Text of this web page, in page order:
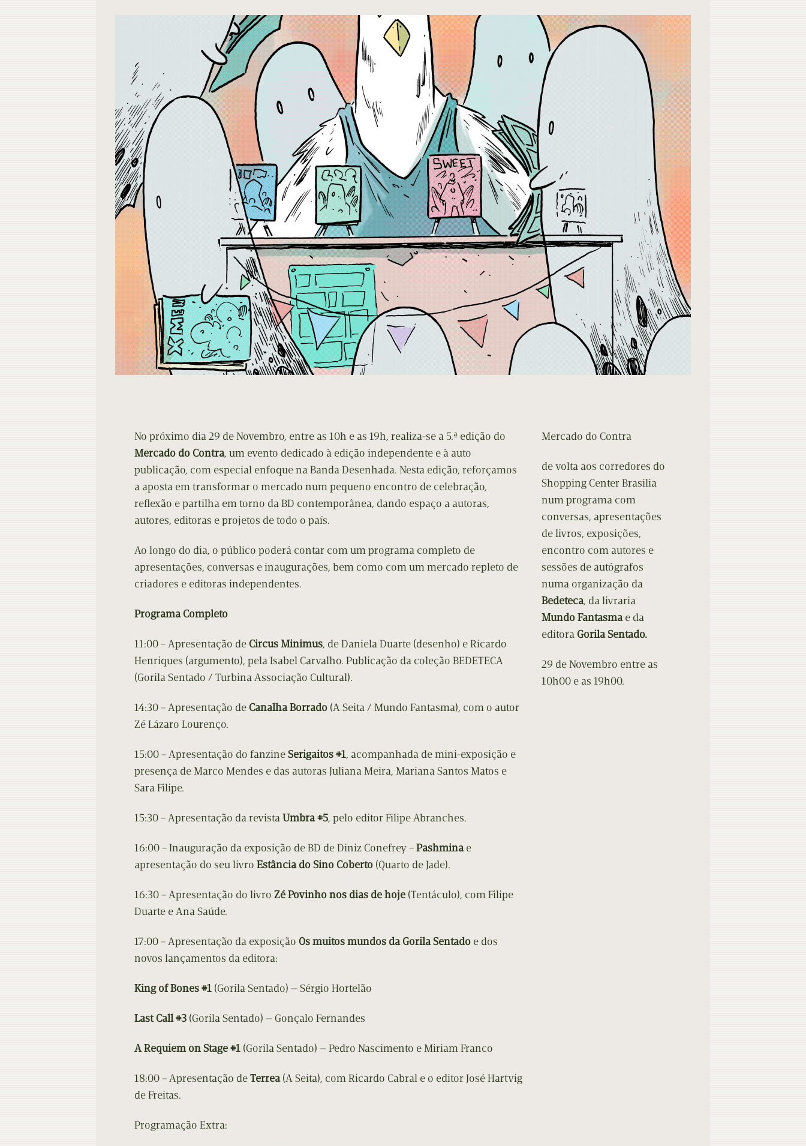
Doação de Edições
No próximo dia 29 de Novembro, entre as 10h e as 19h, realiza-se a 5.ª edição do
Mercado do Contra, um evento dedicado à edição independente e à auto
publicação, com especial enfoque na Banda Desenhada. Nesta edição, reforçamos
a aposta em transformar o mercado num pequeno encontro de celebração,
reflexão e partilha em torno da BD contemporânea, dando espaço a autoras,
autores, editoras e projetos de todo o país.
Ao longo do dia, o público poderá contar com um programa completo de
apresentações, conversas e inaugurações, bem como com um mercado repleto de
criadores e editoras independentes.
Programa Completo
11:00 – Apresentação deCircus Minimus, de Daniela Duarte (desenho) e Ricardo
Henriques (argumento), pela Isabel Carvalho. Publicação da coleção BEDETECA
(Gorila Sentado / Turbina Associação Cultural).
14:30 – Apresentação deCanalha Borrado (A Seita / Mundo Fantasma), com o autor
Zé Lázaro Lourenço.
15:00 – Apresentação do fanzineSerigaitos #1, acompanhada de mini-exposição e
presença de Marco Mendes e das autoras Juliana Meira, Mariana Santos Matos e
Sara Filipe.
15:30 – Apresentação da revistaUmbra #5, pelo editor Filipe Abranches.
16:00 – Inauguração da exposição de BD de Diniz Conefrey –Pashminae
apresentação do seu livro Estância do Sino Coberto (Quarto de Jade).
16:30 – Apresentação do livro Zé Povinho nos dias de hoje (Tentáculo), com Filipe
Duarte e Ana Saúde.
17:00 – Apresentação da exposição Os muitos mundos da Gorila Sentado e dos
novos lançamentos da editora:
King of Bones #1 (Gorila Sentado) — Sérgio Hortelão
Last Call #3 (Gorila Sentado) — Gonçalo Fernandes
A Requiem on Stage #1 (Gorila Sentado) — Pedro Nascimento e Miriam Franco
18:00 – Apresentação deTerrea(A Seita), com Ricardo Cabral e o editor José Hartvig
de Freitas.
Programação Extra:
Mercado do Contra
de volta aos corredores do
Shopping Center Brasilia
num programa com
conversas, apresentações
de livros, exposições,
encontro com autores e
sessões de autógrafos
numa organização da
Bedeteca, da livraria
Mundo Fantasmae da
editoraGorila Sentado.
29 de Novembro entre as
10h00 e as 19h00.